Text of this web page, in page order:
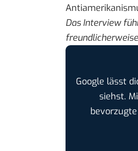
Das Interview
Google lässt
siehst.